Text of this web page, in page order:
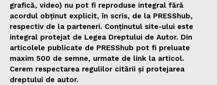
grafică, video) nu pot fi reproduse integral fără
acordul obținut explicit, în scris, de la PRESShub,
respectiv de la parteneri. Conținutul site-ului este
integral protejat de Legea Dreptului de Autor. Din
articolele publicate de PRESShub pot fi preluate
maxim 500 de semne, urmate de link la articol.
Cerem respectarea regulilor citării și protejarea
dreptului de autor.